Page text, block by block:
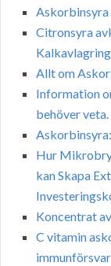
Askorbinsyra
Citronsyra
Allt om
Information
behöver veta.
Hur
kan Skapa
Koncentrat
C vitamin